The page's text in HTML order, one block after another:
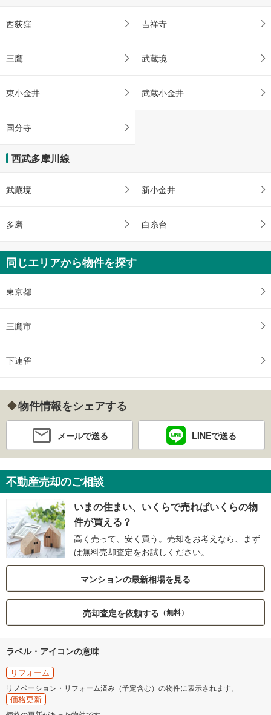
西荻窪 吉祥寺
三鷹 武蔵境
東小金井 武蔵小金井
国分寺
西武多摩川線
武蔵境 新小金井
多磨 白糸台
同じエリアから物件を探す
東京都
三鷹市
下連雀
物件情報をシェアする
メールで送る LINEで送る
不動産売却のご相談
いまの住まい、いくらで売ればいくらの物
件が買える？
高く売って、安く買う。売却をお考えなら、まず
は無料売却査定をお試しください。
マンションの最新相場を見る
売却査定を依頼する （無料）
ラベル・アイコンの意味
リフォーム
リノベーション・リフォーム済み（予定含む）の物件に表示されます。
価格更新